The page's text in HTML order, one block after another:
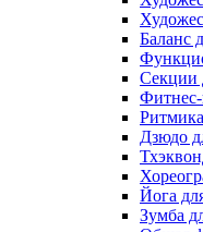
Баланс
Секции
Фитнес-
Дзюдо
Йога
Зумба